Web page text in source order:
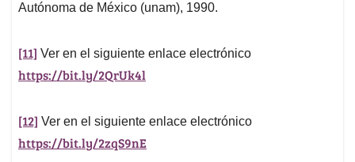
Autónoma de México (unam), 1990.
[11] Ver en el siguiente enlace electrónico
https://bit.ly/2QrUk4l
[12] Ver en el siguiente enlace electrónico
https://bit.ly/2zqS9nE